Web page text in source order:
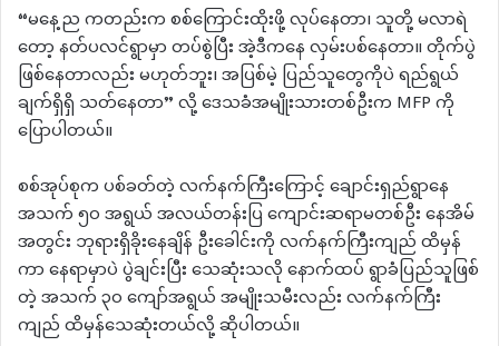
“မနေ့ည ကတည်းက စစ်ကြောင်းထိုးဖို့ လုပ်နေတာ၊ သူတို့ မလာရဲ
တော့ နတ်ပလင်ရွာမှာ တပ်စွဲပြီး အဲ့ဒီကနေ လှမ်းပစ်နေတာ။ တိုက်ပွဲ
ဖြစ်နေတာလည်း မဟုတ်ဘူး၊ အပြစ်မဲ့ ပြည်သူတွေကိုပဲ ရည်ရွယ်
ချက်ရှိရှိ သတ်နေတာ” လို့ ဒေသခံအမျိုးသားတစ်ဦးက MFP ကို
ပြောပါတယ်။
​စစ်အုပ်စုက ပစ်ခတ်တဲ့ လက်နက်ကြီးကြောင့် ချောင်းရှည်ရွာနေ
အသက် ၅၀ အရွယ် အလယ်တန်းပြ ကျောင်းဆရာမတစ်ဦး နေအိမ်
အတွင်း ဘုရားရှိခိုးနေချိန် ဦးခေါင်းကို လက်နက်ကြီးကျည် ထိမှန်
ကာ နေရာမှာပဲ ပွဲချင်းပြီး သေဆုံးသလို နောက်ထပ် ရွာခံပြည်သူဖြစ်
တဲ့ အသက် ၃၀ ကျော်အရွယ် အမျိုးသမီးလည်း လက်နက်ကြီး
ကျည် ထိမှန်သေဆုံးတယ်လို့ ဆိုပါတယ်။